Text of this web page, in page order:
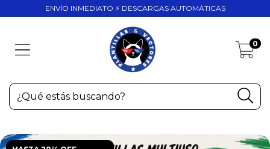
ENVÍO INMEDIATO ⚡ DESCARGAS AUTOMÁTICAS
0